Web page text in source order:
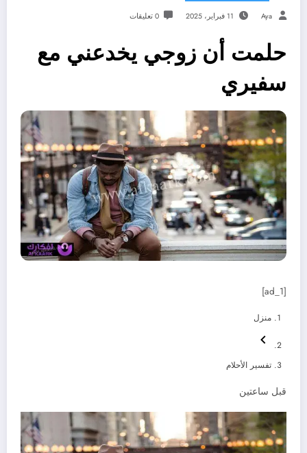
Aya 11 فبراير، 2025 0 تعليقات
حلمت أن زوجي يخدعني مع
سفيري
[ad_1]
منزل
تفسير الأحلام
قبل ساعتين